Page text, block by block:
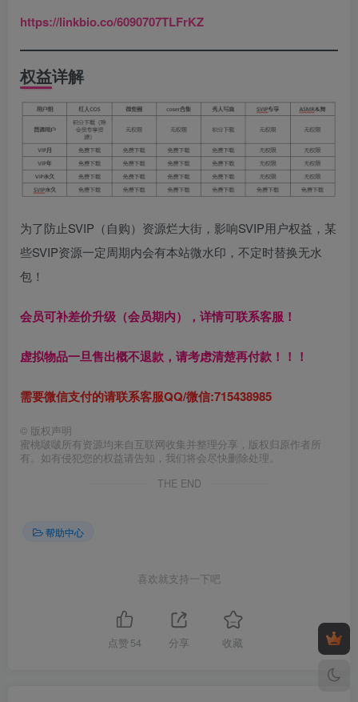
https://linkbio.co/6090707TLFrKZ
权益详解
为了防止SVIP（自购）资源烂大街，影响SVIP用户权益，某
些SVIP资源一定周期内会有本站微水印，不定时替换无水
包！
会员可补差价升级（会员期内），详情可联系客服！
虚拟物品一旦售出概不退款，请考虑清楚再付款！！！
需要微信支付的请联系客服QQ/微信:715438985
© 版权声明
蜜桃啵啵所有资源均来自互联网收集并整理分享，版权归原作者所
有。如有侵犯您的权益请告知，我们将会尽快删除处理。
THE END
帮助中心
喜欢就支持一下吧
点赞 54 分享 收藏